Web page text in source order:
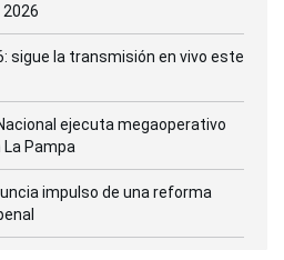
sigue la transmisión en vivo este
ejecuta megaoperativo
Pampa
impulso de una reforma